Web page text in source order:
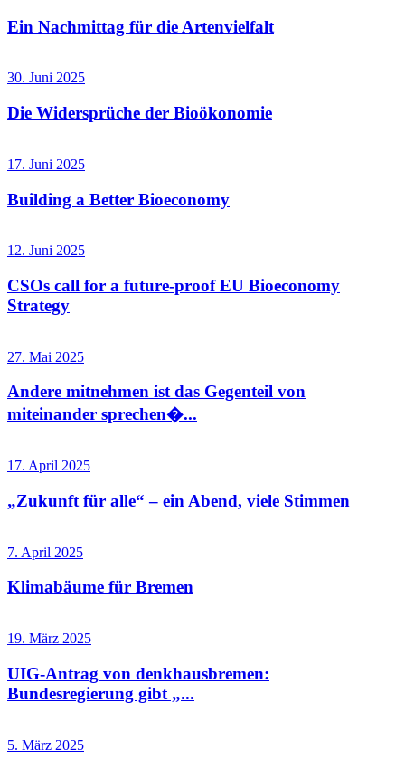
Ein Nachmittag für die Artenvielfalt
30. Juni 2025
Die Widersprüche der Bioökonomie
17. Juni 2025
Building a Better Bioeconomy
12. Juni 2025
CSOs call for a future-proof EU Bioeconomy
Strategy
27. Mai 2025
Andere mitnehmen ist das Gegenteil von
miteinander sprechen�...
17. April 2025
„Zukunft für alle“ – ein Abend, viele Stimmen
7. April 2025
Klimabäume für Bremen
19. März 2025
UIG-Antrag von denkhausbremen:
Bundesregierung gibt „...
5. März 2025